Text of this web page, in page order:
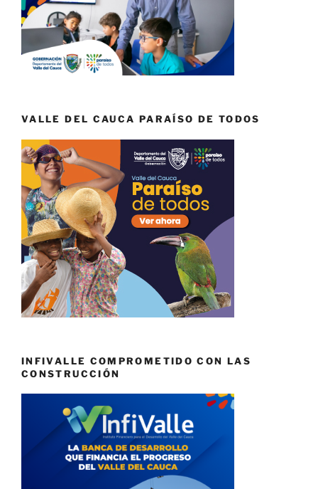
VALLE DEL CAUCA PARAÍSO DE TODOS
INFIVALLE COMPROMETIDO CON LAS
CONSTRUCCIÓN